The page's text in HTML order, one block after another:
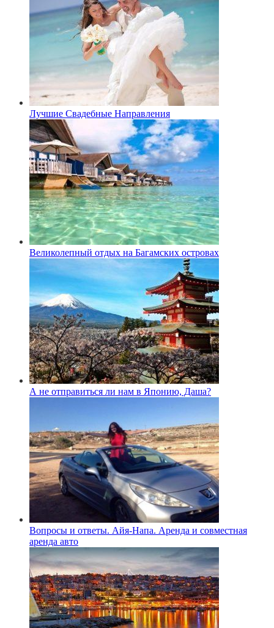
Лучшие Свадебные Направления
Великолепный отдых на Багамских островах
А не отправиться ли нам в Японию, Даша?
Вопросы и ответы. Айя-Напа. Аренда и совместная
аренда авто